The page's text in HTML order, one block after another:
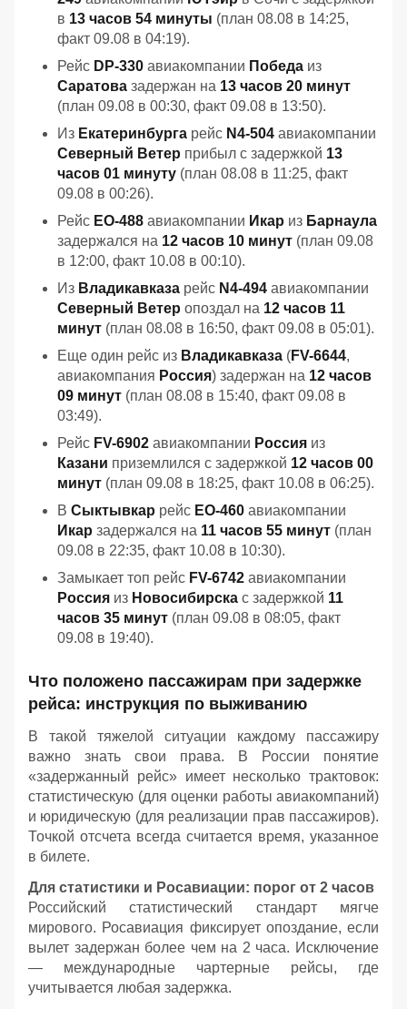
в 13 часов 54 минуты (план 08.08 в 14:25,
факт 09.08 в 04:19).
Рейс DP-330 авиакомпании Победа из
Саратова задержан на 13 часов 20 минут
(план 09.08 в 00:30, факт 09.08 в 13:50).
Из Екатеринбурга рейс N4-504 авиакомпании
Северный Ветер прибыл с задержкой 13
часов 01 минуту (план 08.08 в 11:25, факт
09.08 в 00:26).
Рейс EO-488 авиакомпании Икар из Барнаула
задержался на 12 часов 10 минут (план 09.08
в 12:00, факт 10.08 в 00:10).
Из Владикавказа рейс N4-494 авиакомпании
Северный Ветер опоздал на 12 часов 11
минут (план 08.08 в 16:50, факт 09.08 в 05:01).
Еще один рейс из Владикавказа (FV-6644,
авиакомпания Россия) задержан на 12 часов
09 минут (план 08.08 в 15:40, факт 09.08 в
03:49).
Рейс FV-6902 авиакомпании Россия из
Казани приземлился с задержкой 12 часов 00
минут (план 09.08 в 18:25, факт 10.08 в 06:25).
В Сыктывкар рейс EO-460 авиакомпании
Икар задержался на 11 часов 55 минут (план
09.08 в 22:35, факт 10.08 в 10:30).
Замыкает топ рейс FV-6742 авиакомпании
Россия из Новосибирска с задержкой 11
часов 35 минут (план 09.08 в 08:05, факт
09.08 в 19:40).
Что положено пассажирам при задержке
рейса: инструкция по выживанию
В такой тяжелой ситуации каждому пассажиру
важно знать свои права. В России понятие
«задержанный рейс» имеет несколько трактовок:
статистическую (для оценки работы авиакомпаний)
и юридическую (для реализации прав пассажиров).
Точкой отсчета всегда считается время, указанное
в билете.
Для статистики и Росавиации: порог от 2 часов
Российский статистический стандарт мягче
мирового. Росавиация фиксирует опоздание, если
вылет задержан более чем на 2 часа. Исключение
— международные чартерные рейсы, где
учитывается любая задержка.